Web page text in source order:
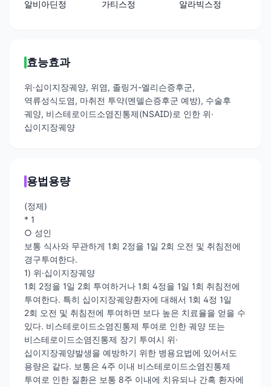
알비아딘정 가티스정 알라빅스정
효능효과
위·십이지장궤양, 위염, 졸링거-엘리슨증후군,
역류성식도염, 마취전 투약(멘델슨증후군 예방), 수술후
궤양, 비스테로이드소염진통제(NSAID)로 인한 위·
십이지장궤양
용법용량
(정제)
* 1
○ 성인
보통 식사와 무관하게 1회 2정을 1일 2회 오전 및 취침전에
경구투여한다.
1) 위·십이지장궤양
1회 2정을 1일 2회 투여하거나 1회 4정을 1일 1회 취침전에
투여한다. 특히 십이지장궤양환자에 대해서 1회 4정 1일
2회 오전 및 취침전에 투여하면 보다 높은 치료율을 얻을 수
있다. 비스테로이드소염진통제 투여로 인한 궤양 또는
비스테로이드소염진통제 장기 투여시 위·
십이지장궤양발생을 예방하기 위한 병용요법에 있어서도
용량은 같다. 보통은 4주 이내 비스테로이드소염진통제
투여로 인한 질환은 보통 8주 이내에 치유되나 간혹 환자에